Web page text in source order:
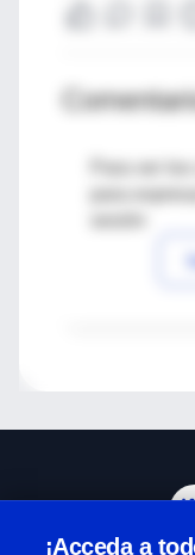
Para ver
¡Acceda a